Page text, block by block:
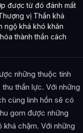
được từ đó đánh mất
vị Thần khả
ngộ khá khó khăn
thành thần cách
những thuộc tính
thần lực. Với những
cùng linh hồn sẽ có
gom được những
chậm. Với những